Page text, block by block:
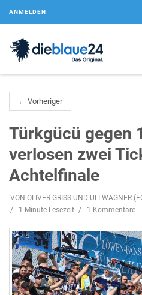
ANMELDEN
← Vorheriger
Türkgücü gegen
verlosen zwei
Achtelfinale
VON OLIVER GRISS UND ULI WAGNER
1 Minute Lesezeit
1 Kommentare